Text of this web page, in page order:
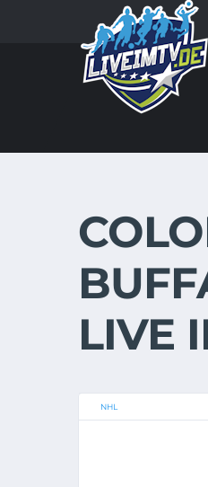
LIVE
NHL